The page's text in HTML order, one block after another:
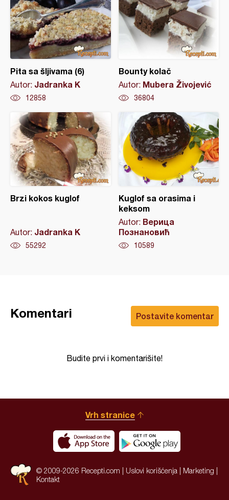
Pita sa šljivama (6)
Autor: Jadranka K
12858
Bounty kolač
Autor: Mubera Živojević
36804
Brzi kokos kuglof
Autor: Jadranka K
55292
Kuglof sa orasima i
keksom
Autor: Верица
Познановић
10589
Postavite komentar
Komentari
Budite prvi i komentarišite!
Vrh stranice
© 2009-2026 Recepti.com | Uslovi korišćenja Marketing
Kontakt